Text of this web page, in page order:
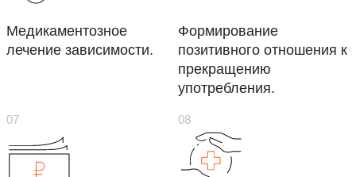
Медикаментозное
лечение зависимости.
Формирование
позитивного отношения к
прекращению
употребления.